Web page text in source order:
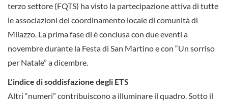
terzo settore (FQTS) ha visto la partecipazione attiva di tutte
le associazioni del coordinamento locale di comunità di
Milazzo. La prima fase di è conclusa con due eventi a
novembre durante la Festa di San Martino e con “Un sorriso
per Natale” a dicembre.
L’indice di soddisfazione degli ETS
Altri “numeri” contribuiscono a illuminare il quadro. Sotto il